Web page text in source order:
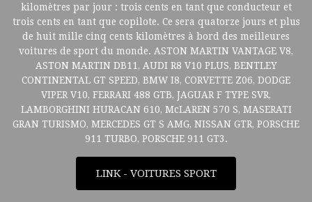
kilomètres par jour : trois cents en tant que conducteur et
trois cents en tant que copilote. Ce sera quatorze jours et plus
de huit mille cinq cents kilomètres à bord des meilleures
voitures de sport du monde. ASTON MARTIN VANTAGE V8,
ASTON MARTIN DB11, AUDI R8 V10 PLUS, BENTLEY
CONTINENTAL GT SPEED, BMW I8, CORVETTE Z06, DODGE
VIPER V10, FERRARI 488 GTB, JAGUAR F TYPE SVR,
LAMBORGHINI HURACAN 610, McLAREN 570 S, MASERATI
GRAN TURISMO, MERCEDES GT S AMG, NISSAN GTR, PORSCHE
911 TURBO, PORSCHE 911 GT3.
LINK - VOITURES SPORT